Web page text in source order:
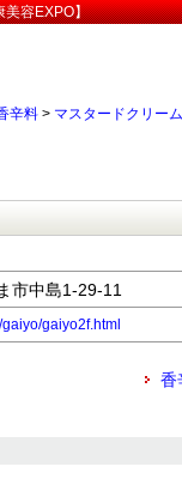
美容EXPO】
辛料 > マスタードクリーム
市中島1-29-11
gaiyo2f.html
香